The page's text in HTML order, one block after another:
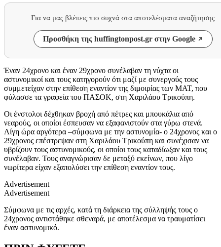
Για να μας βλέπεις πιο συχνά στα αποτελέσματα αναζήτησης
Προσθήκη της huffingtonpost.gr στην Google
Έναν 24χρονο και έναν 29χρονο συνέλαβαν τη νύχτα οι
αστυνομικοί και τους κατηγορούν ότι μαζί με συνεργούς τους
συμμετείχαν στην επίθεση εναντίον της διμοιρίας των ΜΑΤ, που
φύλασσε τα γραφεία του ΠΑΣΟΚ, στη Χαριλάου Τρικούπη.
Οι ένστολοι δέχθηκαν βροχή από πέτρες και μπουκάλια από
νεαρούς, οι οποίοι έσπευσαν να εξαφανιστούν στα γύρω στενά.
Λίγη ώρα αργότερα –σύμφωνα με την αστυνομία- ο 24χρονος και ο
29χρονος επέστρεψαν στη Χαριλάου Τρικούπη και συνέχισαν να
υβρίζουν τους αστυνομικούς, οι οποίοι τους καταδίωξαν και τους
συνέλαβαν. Τους αναγνώρισαν δε μεταξύ εκείνων, που λίγο
νωρίτερα είχαν εξαπολύσει την επίθεση εναντίον τους.
Advertisement
Advertisement
Σύμφωνα με τις αρχές, κατά τη διάρκεια της σύλληψής τους ο
24χρονος αντιστάθηκε σθεναρά, με αποτέλεσμα να τραυματίσει
έναν αστυνομικό.